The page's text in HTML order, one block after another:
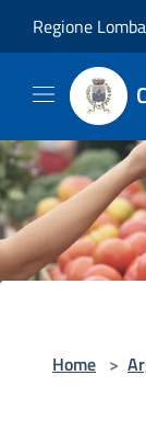
Regione
Home >